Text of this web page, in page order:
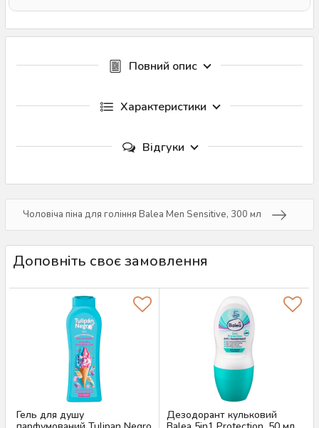
Повний опис
Характеристики
Відгуки
Чоловіча піна для гоління Balea Men Sensitive, 300 мл
Доповніть своє замовлення
Гель для душу
Дезодорант кульковий